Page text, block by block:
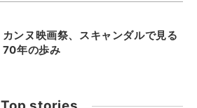
カンヌ映画祭、スキャンダルで見る
70年の歩み